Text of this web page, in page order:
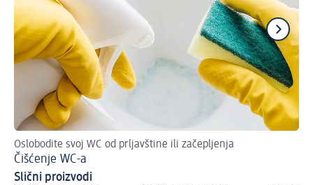
Oslobodite svoj WC od prljavštine ili začepljenja
Čišćenje WC-a
Slični proizvodi